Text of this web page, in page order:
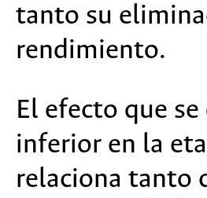
tanto su
rendimiento.
El efecto que
inferior en la
relaciona tanto